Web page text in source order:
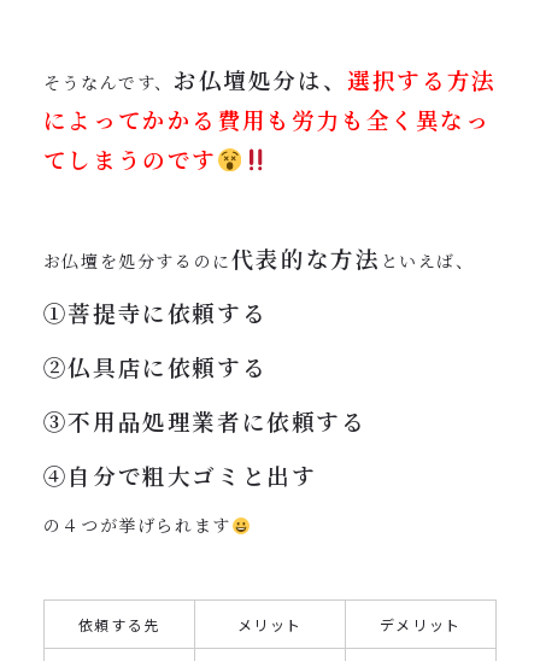
そうなんです、 お仏壇処分は、選択する方法
によってかかる費用も労力も全く異なっ
てしまうのです
お仏壇を処分するのに代表的な方法 といえば、
①菩提寺に依頼する
②仏具店に依頼する
③不用品処理業者に依頼する
④自分で粗大ゴミと出す
の４つが挙げられます
依頼する先 メリット デメリット